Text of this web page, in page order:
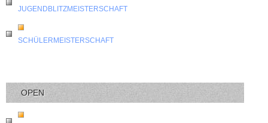
JUGENDBLITZMEISTERSCHAFT
SCHÜLERMEISTERSCHAFT
OPEN